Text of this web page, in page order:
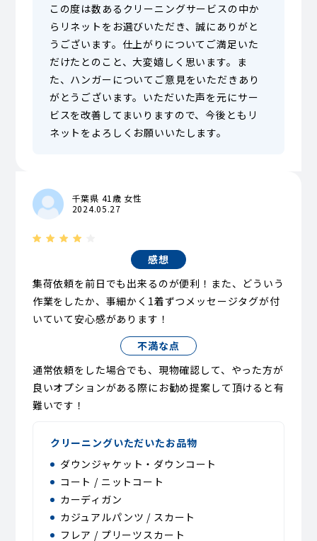
この度は数あるクリーニングサービスの中か
らリネットをお選びいただき、誠にありがと
うございます。仕上がりについてご満足いた
だけたとのこと、大変嬉しく思います。ま
た、ハンガーについてご意見をいただきあり
がとうございます。いただいた声を元にサー
ビスを改善してまいりますので、今後ともリ
ネットをよろしくお願いいたします。
千葉県 41歳 女性
2024.05.27
感想
集荷依頼を前日でも出来るのが便利！また、どういう
作業をしたか、事細かく1着ずつメッセージタグが付
いていて安心感があります！
不満な点
通常依頼をした場合でも、現物確認して、やった方が
良いオプションがある際にお勧め提案して頂けると有
難いです！
クリーニングいただいたお品物
ダウンジャケット・ダウンコート
コート / ニットコート
カーディガン
カジュアルパンツ / スカート
フレア / プリーツスカート